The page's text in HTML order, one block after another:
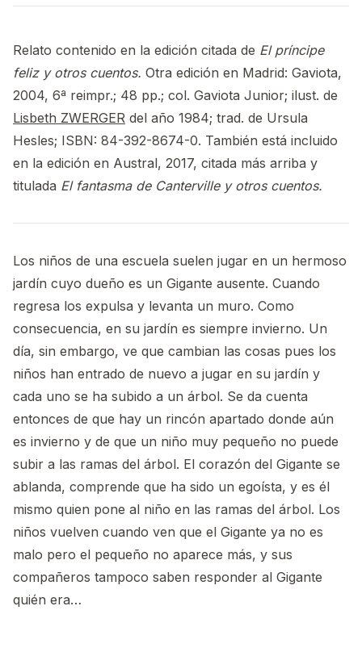
Relato contenido en la edición citada de El príncipe
feliz y otros cuentos. Otra edición en Madrid: Gaviota,
2004, 6ª reimpr.; 48 pp.; col. Gaviota Junior; ilust. de
Lisbeth ZWERGER del año 1984; trad. de Ursula
Hesles; ISBN: 84-392-8674-0. También está incluido
en la edición en Austral, 2017, citada más arriba y
titulada El fantasma de Canterville y otros cuentos.
Los niños de una escuela suelen jugar en un hermoso
jardín cuyo dueño es un Gigante ausente. Cuando
regresa los expulsa y levanta un muro. Como
consecuencia, en su jardín es siempre invierno. Un
día, sin embargo, ve que cambian las cosas pues los
niños han entrado de nuevo a jugar en su jardín y
cada uno se ha subido a un árbol. Se da cuenta
entonces de que hay un rincón apartado donde aún
es invierno y de que un niño muy pequeño no puede
subir a las ramas del árbol. El corazón del Gigante se
ablanda, comprende que ha sido un egoísta, y es él
mismo quien pone al niño en las ramas del árbol. Los
niños vuelven cuando ven que el Gigante ya no es
malo pero el pequeño no aparece más, y sus
compañeros tampoco saben responder al Gigante
quién era…